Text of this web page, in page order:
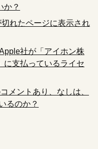
か？
切れたページに表示され
社が「アイホン株
に支払っているライセ
メントあり、なしは、
るのか？